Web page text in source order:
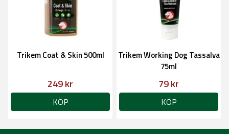
Trikem Coat & Skin 500ml
249 kr
KÖP
Trikem Working Dog Tassalva
75ml
79 kr
KÖP